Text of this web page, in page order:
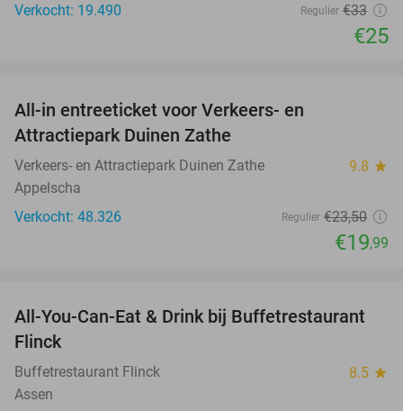
Verkocht: 19.490
Regulier €33
€25
All-in entreeticket voor Verkeers- en
Attractiepark Duinen Zathe
Verkeers- en Attractiepark Duinen Zathe 9.8 star
Appelscha
Verkocht: 48.326
Regulier €23,50
€19,99
33%
All-You-Can-Eat & Drink bij Buffetrestaurant
Flinck
Buffetrestaurant Flinck 8.5 star
Assen